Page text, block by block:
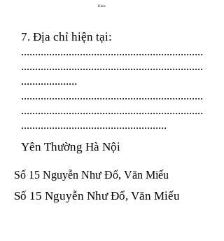
Kinh
7. Địa chỉ hiện tại:
.................................................................
.................................................................
....................
.................................................................
.................................................................
....................................................
Yên Thường Hà Nội
Số 15 Nguyễn Như Đổ, Văn Miếu
Số 15 Nguyễn Như Đổ, Văn Miếu